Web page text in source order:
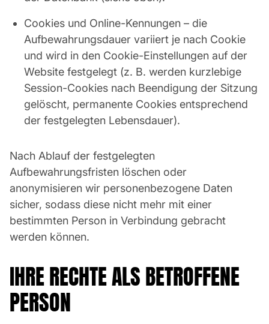
Cookies und Online-Kennungen – die
Aufbewahrungsdauer variiert je nach Cookie
und wird in den Cookie-Einstellungen auf der
Website festgelegt (z. B. werden kurzlebige
Session-Cookies nach Beendigung der Sitzung
gelöscht, permanente Cookies entsprechend
der festgelegten Lebensdauer).
Nach Ablauf der festgelegten
Aufbewahrungsfristen löschen oder
anonymisieren wir personenbezogene Daten
sicher, sodass diese nicht mehr mit einer
bestimmten Person in Verbindung gebracht
werden können.
IHRE RECHTE ALS BETROFFENE
PERSON